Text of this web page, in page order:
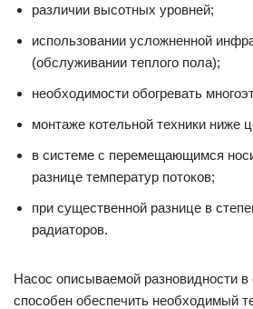
различии высотных уровней;
использовании усложненной
(обслуживании теплого пола);
необходимости обогревать
монтаже котельной техники ниже
в системе с перемещающимся
разнице температур потоков;
при существенной разнице в
радиаторов.
Насос описываемой разновидности
способен обеспечить необходимый